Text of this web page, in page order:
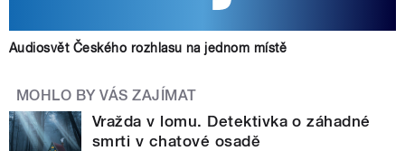
Audiosvět Českého rozhlasu na jednom místě
MOHLO BY VÁS ZAJÍMAT
Vražda v lomu. Detektivka o záhadné
smrti v chatové osadě